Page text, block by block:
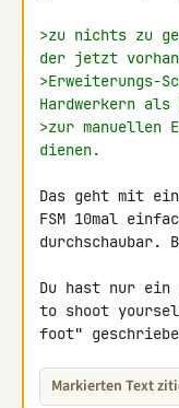
>zu nichts zu
der jetzt
>Erweiterungs-
Hardwerkern
>zur manuellen
dienen.
Das geht mit
FSM 10mal
durchschaubar.
Du hast nur ein
to shoot
foot"
Markierten Text